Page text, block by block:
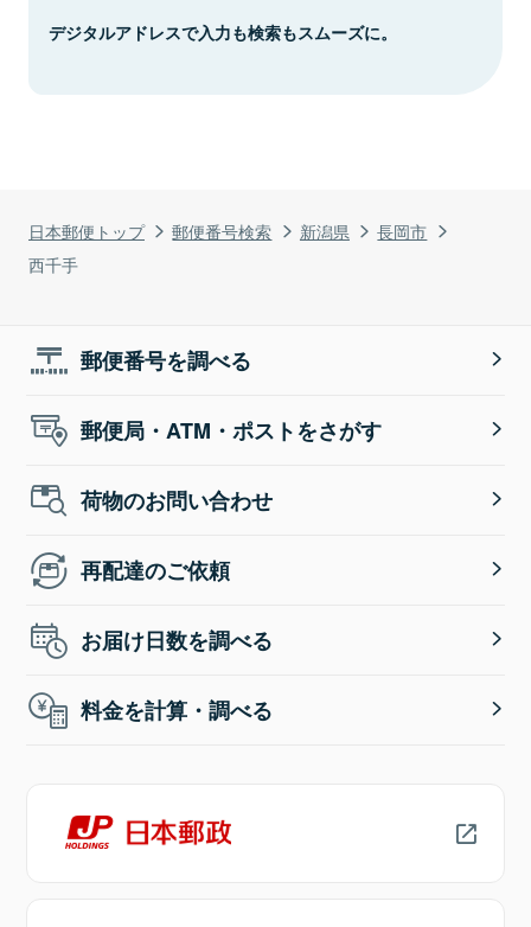
日本郵便トップ 郵便番号検索 新潟県
長岡市
西千手
デジタルアドレスで入力も検索もスムーズに。
郵便番号を調べる
郵便局・ATM・ポストをさがす
荷物のお問い合わせ
再配達のご依頼
お届け日数を調べる
料金を計算・調べる